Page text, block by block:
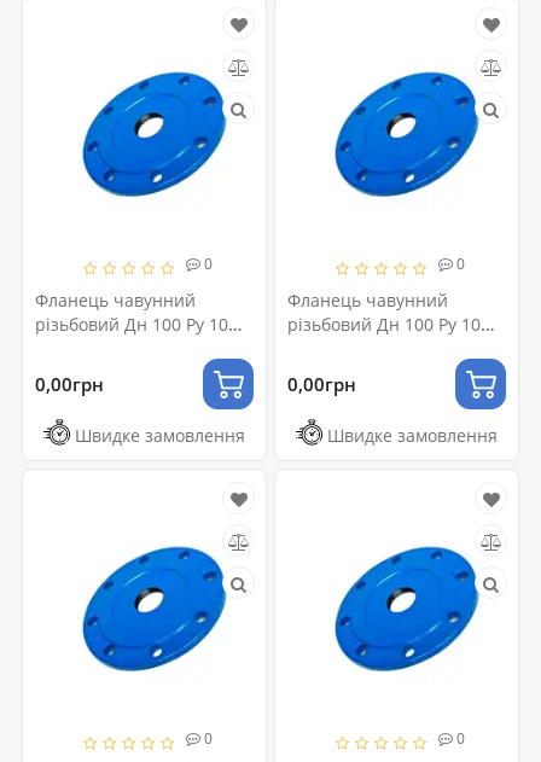
0
Фланець чавунний
різьбовий Дн 100 Ру 10
0,00грн
Швидке замовлення
0
Фланець чавунний
різьбовий Дн 100 Ру 10
0,00грн
Швидке замовлення
0 0